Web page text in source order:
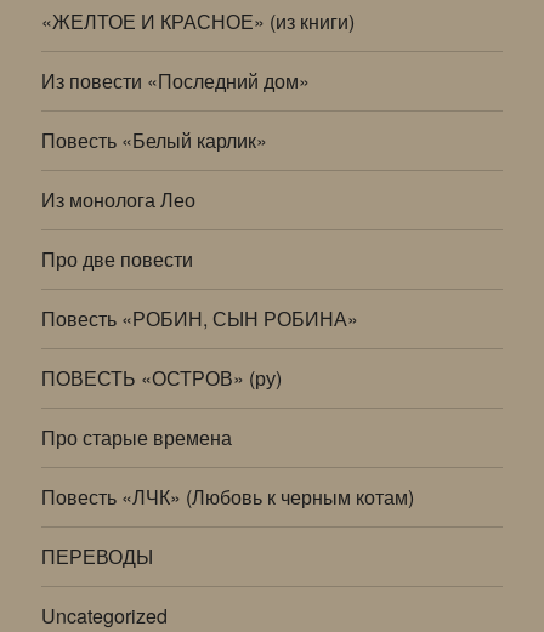
«ЖЕЛТОЕ И КРАСНОЕ» (из книги)
Из повести «Последний дом»
Повесть «Белый карлик»
Из монолога Лео
Про две повести
Повесть «РОБИН, СЫН РОБИНА»
ПОВЕСТЬ «ОСТРОВ» (ру)
Про старые времена
Повесть «ЛЧК» (Любовь к черным котам)
ПЕРЕВОДЫ
Uncategorized